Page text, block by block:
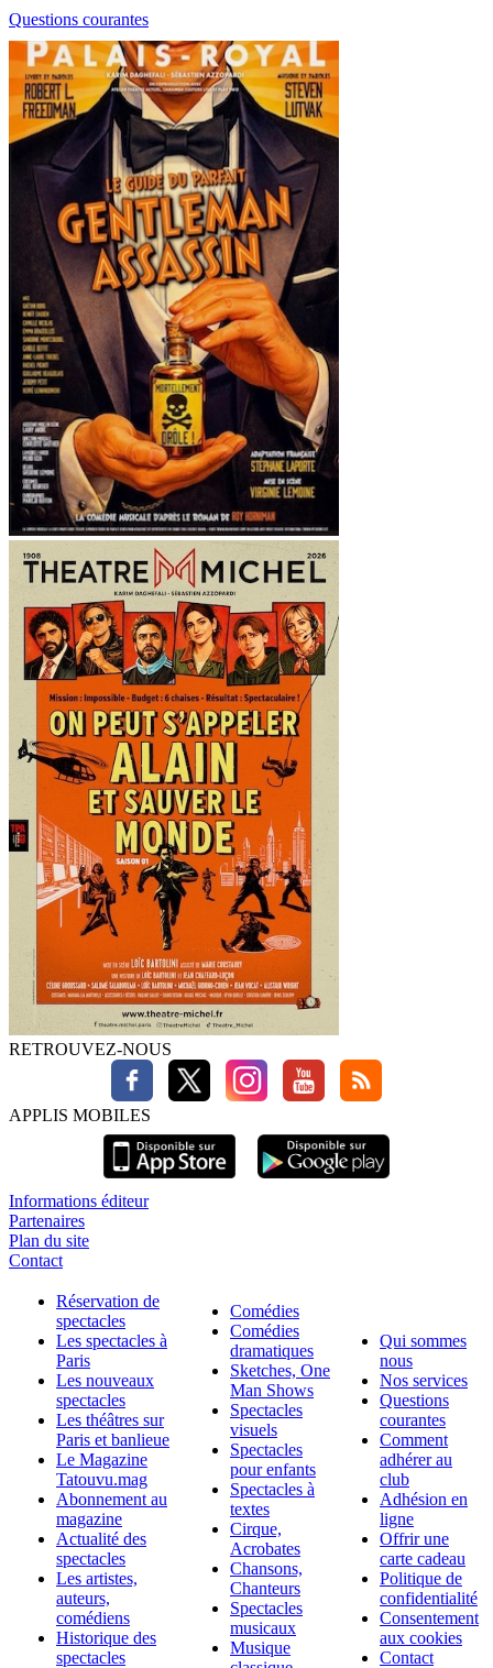
Questions courantes
RETROUVEZ-NOUS
APPLIS MOBILES
Informations éditeur
Partenaires
Plan du site
Contact
Réservation de
spectacles
Les spectacles à
Paris
Les nouveaux
spectacles
Les théâtres sur
Paris et banlieue
Le Magazine
Tatouvu.mag
Abonnement au
magazine
Actualité des
spectacles
Les artistes,
auteurs,
comédiens
Historique des
spectacles
Comédies
Comédies
dramatiques
Sketches, One
Man Shows
Spectacles
visuels
Spectacles
pour enfants
Spectacles à
textes
Cirque,
Acrobates
Chansons,
Chanteurs
Spectacles
musicaux
Musique
Qui sommes
nous
Nos services
Questions
courantes
Comment
adhérer au
club
Adhésion en
ligne
Offrir une
carte cadeau
Politique de
confidentialité
Consentement
aux cookies
Contact